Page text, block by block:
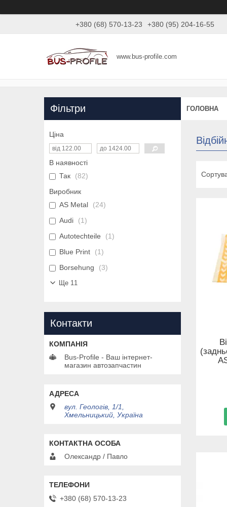
+380 (68) 570-13-23 +380 (95) 204-16-55
www.bus-profile.com
ГОЛОВНА
Фільтри
Ціна
В наявності
Так
82
Виробник
AS Metal
24
Audi
1
Autotechteile
1
Blue Print
1
Borsehung
3
Ще 11
Контакти
Bus-Profile - Ваш інтернет-
магазин автозапчастин
вул. Геологів, 1/1,
Хмельницький, Україна
Олександр / Павло
+380 (68) 570-13-23